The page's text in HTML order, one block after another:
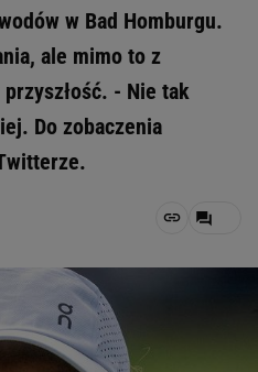
w Bad Homburgu.
ale mimo to z
- Nie tak
Do zobaczenia